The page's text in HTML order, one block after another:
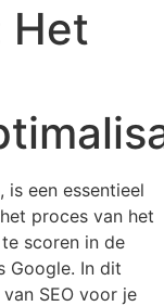
Het
is een essentieel
proces van het
scoren in de
Google. In dit
SEO voor je